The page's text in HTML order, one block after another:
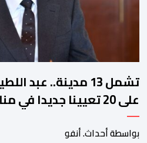
تشمل 13 مدينة..
على 20 تعيينا جديدا
بمصالح الأمن الوطني
بواسطة أحداث. أنفو